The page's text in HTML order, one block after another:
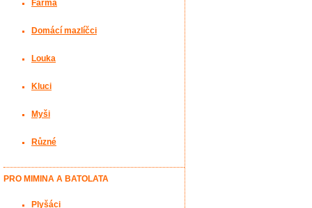
Farma
Domácí mazlíčci
Louka
Kluci
Myši
Různé
PRO MIMINA A BATOLATA
Plyšáci